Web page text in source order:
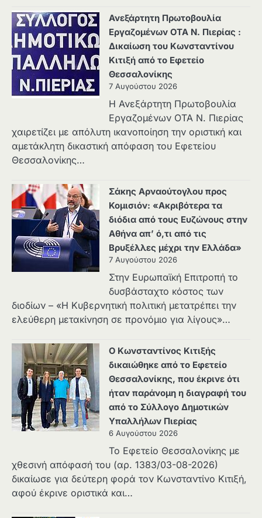
Ανεξάρτητη Πρωτοβουλία
Εργαζομένων ΟΤΑ Ν. Πιερίας :
Δικαίωση του Κωνσταντίνου
Κιτιξή από το Εφετείο
Θεσσαλονίκης
7 Αυγούστου 2026
Η Ανεξάρτητη Πρωτοβουλία
Εργαζομένων ΟΤΑ Ν. Πιερίας
χαιρετίζει με απόλυτη ικανοποίηση την οριστική και
αμετάκλητη δικαστική απόφαση του Εφετείου
Θεσσαλονίκης…
Σάκης Αρναούτογλου προς
Κομισιόν: «Ακριβότερα τα
διόδια από τους Ευζώνους στην
Αθήνα απ’ ό,τι από τις
Βρυξέλλες μέχρι την Ελλάδα»
7 Αυγούστου 2026
Στην Ευρωπαϊκή Επιτροπή το
δυσβάσταχτο κόστος των
διοδίων – «Η Κυβερνητική πολιτική μετατρέπει την
ελεύθερη μετακίνηση σε προνόμιο για λίγους»…
Ο Κωνσταντίνος Κιτιξής
δικαιώθηκε από το Εφετείο
Θεσσαλονίκης, που έκρινε ότι
ήταν παράνομη η διαγραφή του
από το Σύλλογο Δημοτικών
Υπαλλήλων Πιερίας
6 Αυγούστου 2026
Το Εφετείο Θεσσαλονίκης με
χθεσινή απόφασή του (αρ. 1383/03-08-2026)
δικαίωσε για δεύτερη φορά τον Κωνσταντίνο Κιτιξή,
αφού έκρινε οριστικά και…